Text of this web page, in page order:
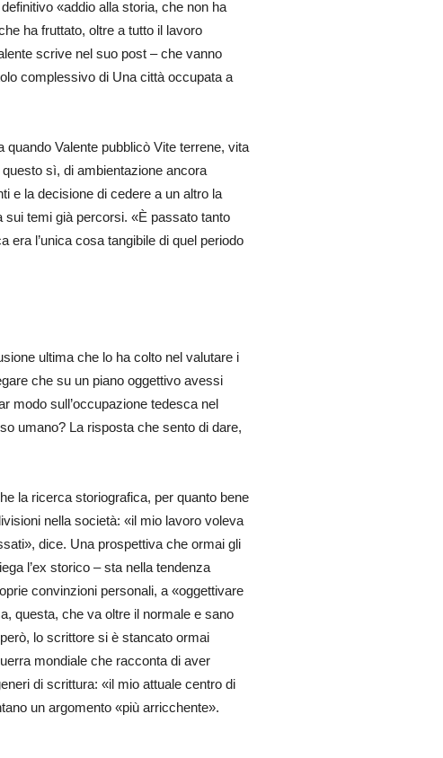
«addio alla storia, che non ha
ha fruttato, oltre a tutto il lavoro
scrive nel suo post – che vanno
complessivo di Una città occupata a
quando Valente pubblicò Vite terrene, vita
sì, di ambientazione ancora
e la decisione di cedere a un altro la
temi già percorsi. «È passato tanto
era l’unica cosa tangibile di quel periodo
ultima che lo ha colto nel valutare i
che su un piano oggettivo avessi
modo sull’occupazione tedesca nel
umano? La risposta che sento di dare,
la ricerca storiografica, per quanto bene
nella società: «il mio lavoro voleva
dice. Una prospettiva che ormai gli
l’ex storico – sta nella tendenza
convinzioni personali, a «oggettivare
questa, che va oltre il normale e sano
lo scrittore si è stancato ormai
mondiale che racconta di aver
di scrittura: «il mio attuale centro di
un argomento «più arricchente».